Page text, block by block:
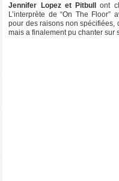
Jennifer Lopez et Pitbull ont
L’interprète de “On The Floor”
pour des raisons non spécifiées,
mais a finalement pu chanter sur